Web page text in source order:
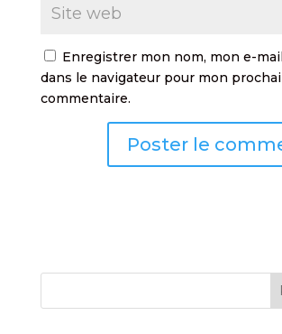
Enregistrer mon nom, mon e-
dans le navigateur pour mon
commentaire.